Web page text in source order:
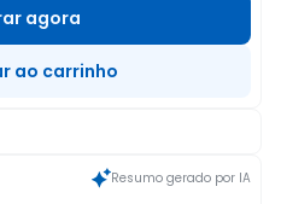
agora
ao carrinho
Resumo gerado por IA